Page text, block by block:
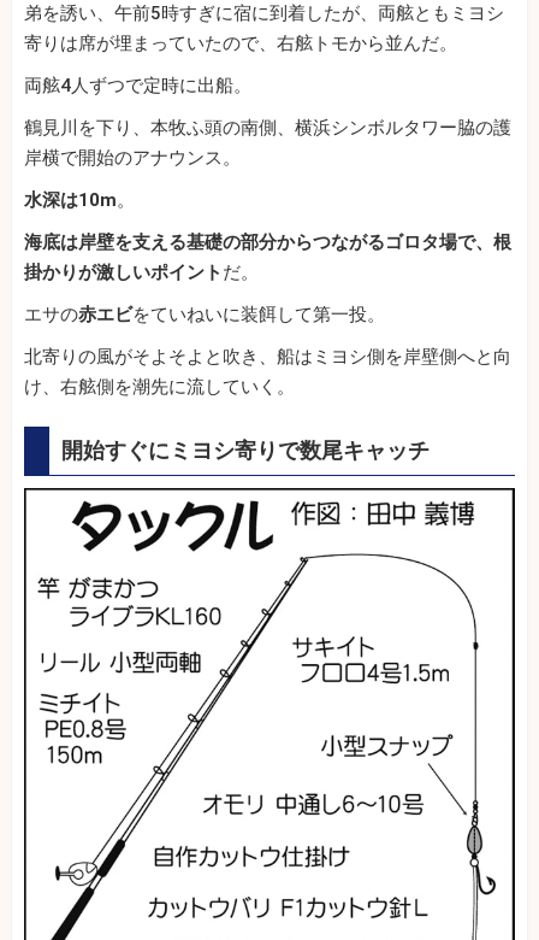
弟を誘い、午前5時すぎに宿に到着したが、両舷ともミヨシ
寄りは席が埋まっていたので、右舷トモから並んだ。
両舷4人ずつで定時に出船。
鶴見川を下り、本牧ふ頭の南側、横浜シンボルタワー脇の護
岸横で開始のアナウンス。
水深は10m。
海底は岸壁を支える基礎の部分からつながるゴロタ場で、根
掛かりが激しいポイント だ。
エサの赤エビをていねいに装餌して第一投。
北寄りの風がそよそよと吹き、船はミヨシ側を岸壁側へと向
け、右舷側を潮先に流していく。
開始すぐにミヨシ寄りで数尾キャッチ